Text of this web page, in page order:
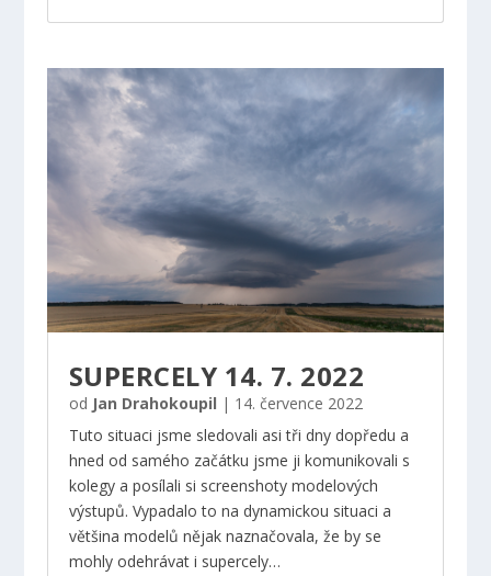
SUPERCELY 14. 7. 2022
od Jan Drahokoupil | 14. července 2022
Tuto situaci jsme sledovali asi tři dny dopředu a
hned od samého začátku jsme ji komunikovali s
kolegy a posílali si screenshoty modelových
výstupů. Vypadalo to na dynamickou situaci a
většina modelů nějak naznačovala, že by se
mohly odehrávat i supercely…